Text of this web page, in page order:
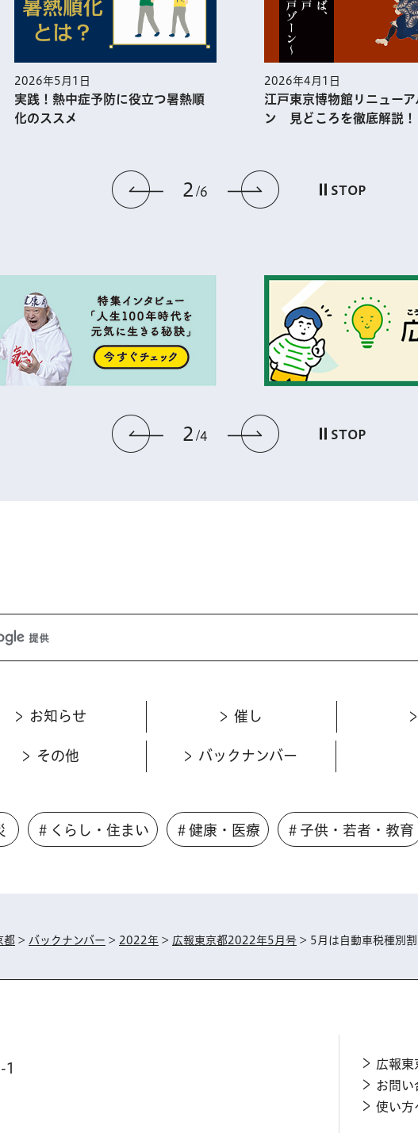
前のスライドを表示
2 6 次のスライド
STOP
2026年5月1日
実践！熱中症予防に役⽴つ暑熱順
化のススメ
2026年4月1日
江戸東京博物館リニューア
ン 見どころを徹底解説！
前のスライドを表示
2 4 次のスライド
STOP
お知らせ 催し
その他 バックナンバー
＃くらし・住まい ＃健康・医療 ＃子供・若者・教育
都 > バックナンバー > 2022年 > 広報東京都2022年5月号 > 5月は自動車税種別
1
広報東
お問い
使い方